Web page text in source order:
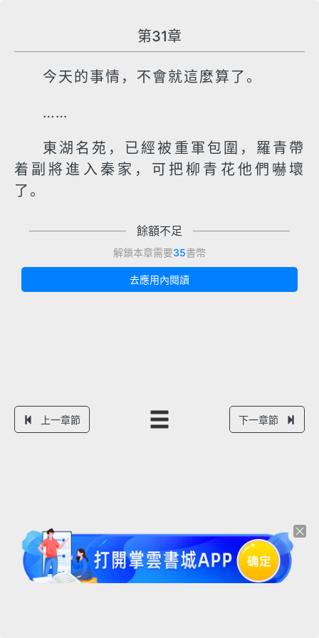
第31章
今天的事情，不會就這麼算了。
……
東湖名苑，已經被重軍包圍，羅青帶
着副將進入秦家，可把柳青花他們嚇壞
了。
餘額不足
解鎖本章需要35書幣
去應用內閱讀
上一章節 下一章節